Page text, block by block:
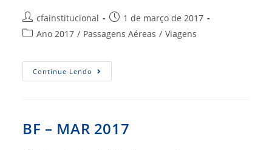
Autor
do
cfainstitucional
Post
publicado:
1 de março de 2017
Categoria
post:
Ano 2017 / Passagens Aéreas / Viagens
Continue Lendo Passagens
Março
BF – MAR 2017